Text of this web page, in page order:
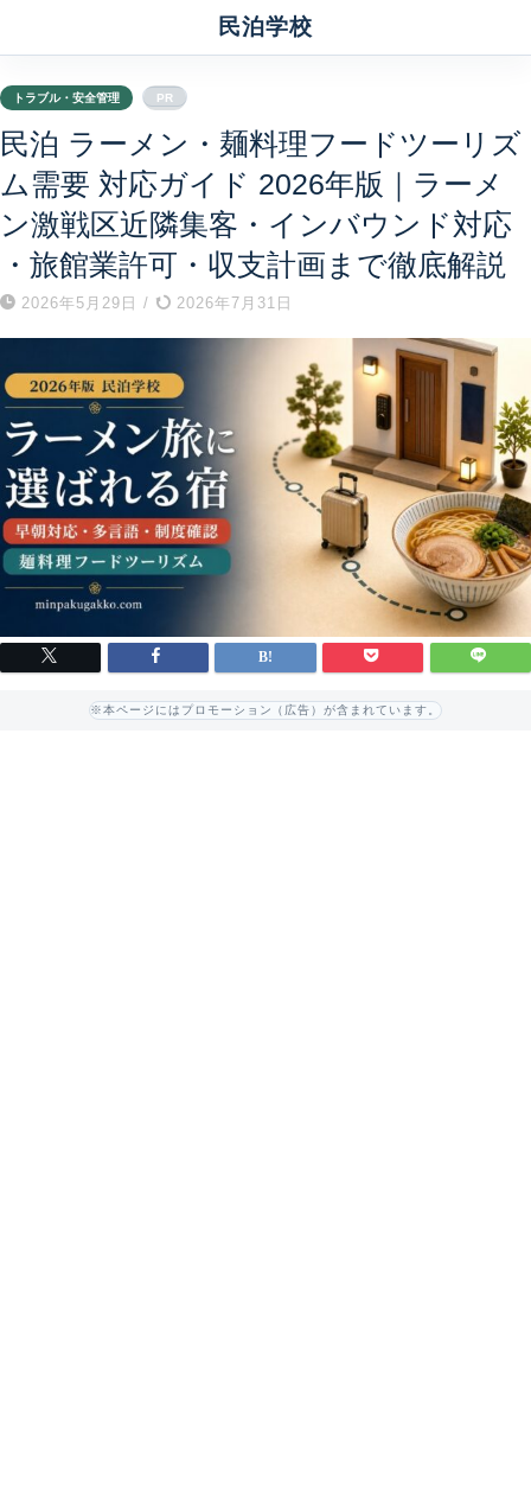
民泊学校
トラブル・安全管理 PR
民泊 ラーメン・麺料理フードツーリズ
ム需要 対応ガイド 2026年版｜ラーメ
ン激戦区近隣集客・インバウンド対応
・旅館業許可・収支計画まで徹底解説
2026年5月29日 / 2026年7月31日
※本ページにはプロモーション（広告）が含まれています。